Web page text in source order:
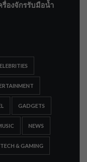
รื่องจักรรับมือน้ำ
GADGETS
NEWS
TECH & GAMING